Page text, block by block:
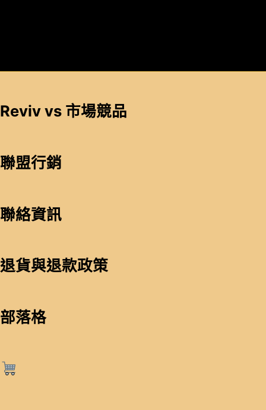
Reviv vs 市場競品
聯盟行銷
聯絡資訊
退貨與退款政策
部落格